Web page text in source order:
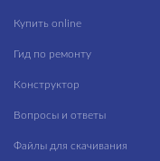
Купить online
Гид по ремонту
Конструктор
Вопросы и ответы
Файлы для скачивания